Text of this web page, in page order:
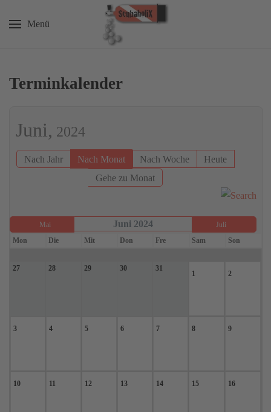
Zum Hauptinhalt springen
Menü
Terminkalender
Juni, 2024
Nach Jahr Nach Monat Nach Woche
Heute
Gehe zu Monat
Mai Juni 2024
Juli
Mon
Die Mit Don Fre Sam Son
27 28 29 30 31
1 2
3 4 5 6 7 8 9
10 11 12 13 14 15 16